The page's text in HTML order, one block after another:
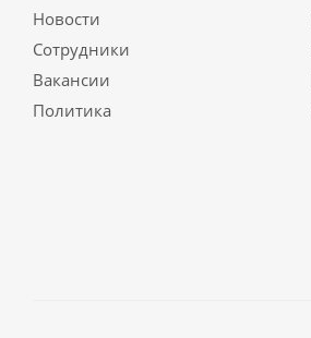
Новости
Сотрудники
Вакансии
Политика